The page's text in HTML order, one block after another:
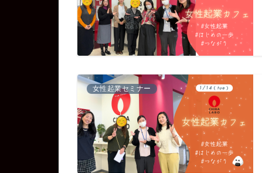
女性起業セミナー